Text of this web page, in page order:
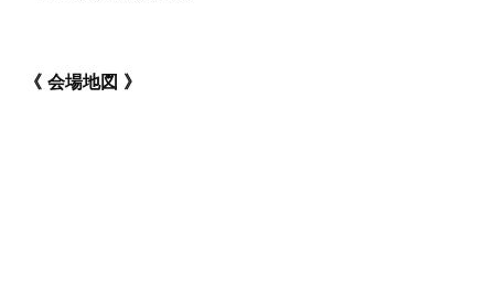
会場地図